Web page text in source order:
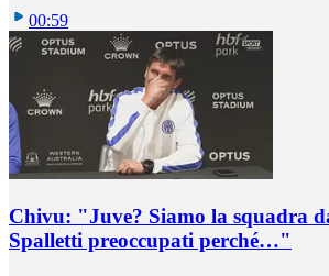
00:59
Chivu: "Juve? Siamo la squadra
Spalletti preoccupati perché…"